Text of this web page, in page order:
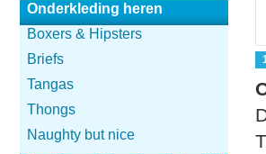
Onderkleding heren
Boxers & Hipsters
Briefs
Tangas
Thongs
Naughty but nice